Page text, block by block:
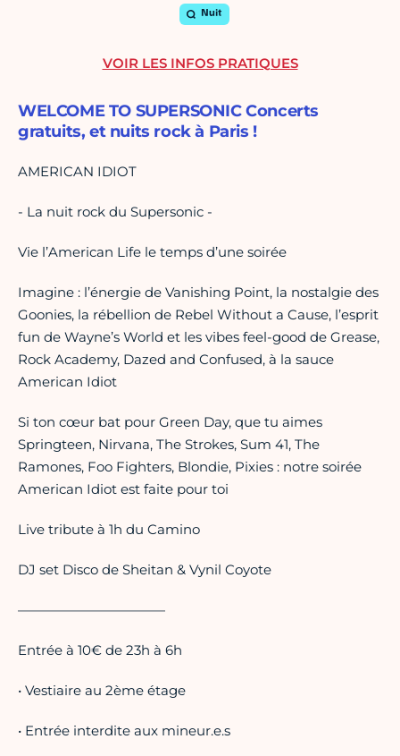
Nuit
WELCOME TO SUPERSONIC Concerts
gratuits, et nuits rock à Paris !
AMERICAN IDIOT
- La nuit rock du Supersonic -
Vie l’American Life le temps d’une soirée
Imagine : l’énergie de Vanishing Point, la nostalgie des
Goonies, la rébellion de Rebel Without a Cause, l’esprit
fun de Wayne’s World et les vibes feel-good de Grease,
Rock Academy, Dazed and Confused, à la sauce
American Idiot
Si ton cœur bat pour Green Day, que tu aimes
Springteen, Nirvana, The Strokes, Sum 41, The
Ramones, Foo Fighters, Blondie, Pixies : notre soirée
American Idiot est faite pour toi
Live tribute à 1h du Camino
DJ set Disco de Sheitan & Vynil Coyote
———————————
Entrée à 10€ de 23h à 6h
• Vestiaire au 2ème étage
• Entrée interdite aux mineur.e.s
VOIR LES INFOS PRATIQUES